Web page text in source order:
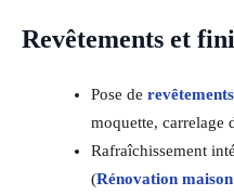
Revêtements et
Pose de
moquette, carrelage
Rafraîchissement
(Rénovation